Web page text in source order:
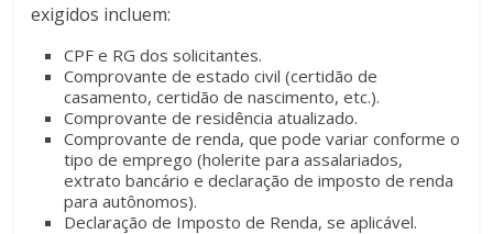
exigidos incluem:
CPF e RG dos solicitantes.
Comprovante de estado civil (certidão de
casamento, certidão de nascimento, etc.).
Comprovante de residência atualizado.
Comprovante de renda, que pode variar conforme o
tipo de emprego (holerite para assalariados,
extrato bancário e declaração de imposto de renda
para autônomos).
Declaração de Imposto de Renda, se aplicável.